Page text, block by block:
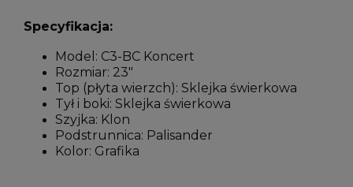
Specyfikacja:
Model: C3-BC Koncert
Rozmiar: 23"
Top (płyta wierzch): Sklejka świerkowa
Tył i boki: Sklejka świerkowa
Szyjka: Klon
Podstrunnica: Palisander
Kolor: Grafika